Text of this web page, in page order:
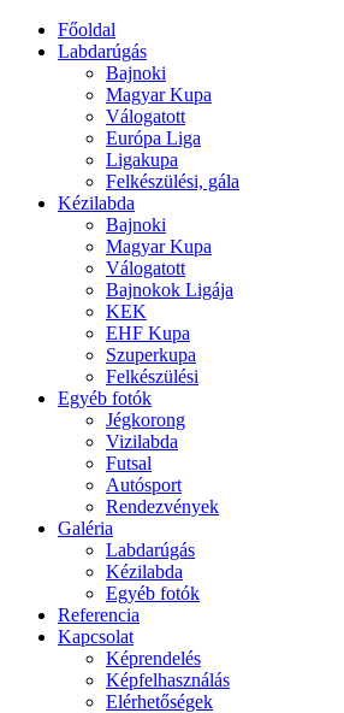
Főoldal
Labdarúgás
Bajnoki
Magyar Kupa
Válogatott
Európa Liga
Ligakupa
Felkészülési, gála
Kézilabda
Bajnoki
Magyar Kupa
Válogatott
Bajnokok Ligája
KEK
EHF Kupa
Szuperkupa
Felkészülési
Egyéb fotók
Jégkorong
Vizilabda
Futsal
Autósport
Rendezvények
Galéria
Labdarúgás
Kézilabda
Egyéb fotók
Referencia
Kapcsolat
Képrendelés
Képfelhasználás
Elérhetőségek